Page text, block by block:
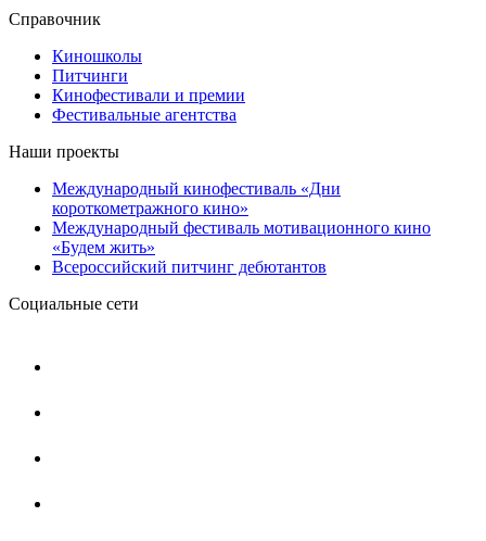
Справочник
Киношколы
Питчинги
Кинофестивали и премии
Фестивальные агентства
Наши проекты
Международный кинофестиваль «Дни
короткометражного кино»
Международный фестиваль мотивационного кино
«Будем жить»
Всероссийский питчинг дебютантов
Социальные сети